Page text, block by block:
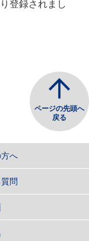
り登録されまし
ページの先頭へ
戻る
へ
問